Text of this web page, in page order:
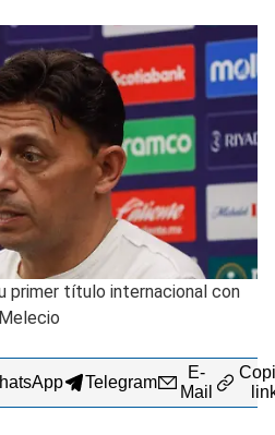
primer título internacional con
Telegram
E-
Mail